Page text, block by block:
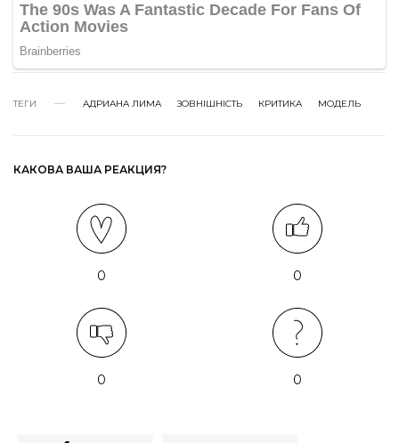
ТЕГИ АДРИАНА ЛИМА ЗОВНІШНІСТЬ КРИТИКА МОДЕЛЬ
КАКОВА ВАША РЕАКЦИЯ?
0 0
0 0